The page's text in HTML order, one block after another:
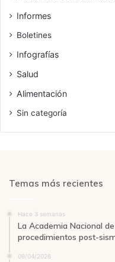
Informes
Boletines
Infografías
Salud
Alimentación
Sin categoría
Temas más recientes
Hace 3 semanas
La Academia Nacional
procedimientos post-
09/04/2026